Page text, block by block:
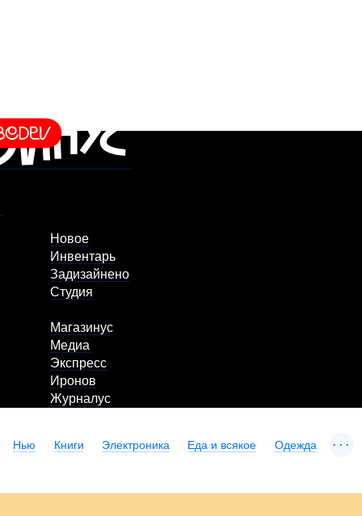
Новое
Инвентарь
Задизайнено
Студия
Магазинус
Медиа
Экспресс
Иронов
Журналус
Нью Книги Электроника Еда и всякое Одежда ...